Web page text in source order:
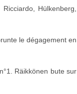
Hülkenberg,
le dégagement en
Räikkönen bute sur